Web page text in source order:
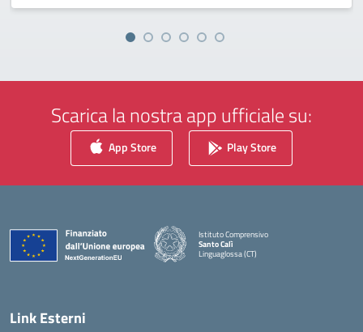
Scarica la nostra app ufficiale su:
App Store Play Store
Istituto Comprensivo
Santo Calì
Linguaglossa (CT)
— Visita la pagina iniziale della scuola
Link Esterni